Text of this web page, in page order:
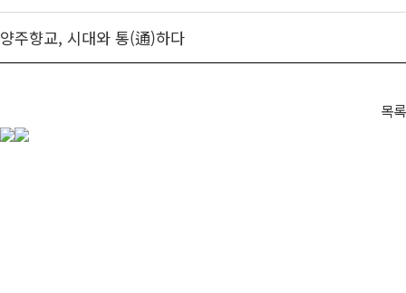
양주향교, 시대와 통(通)하다
목록